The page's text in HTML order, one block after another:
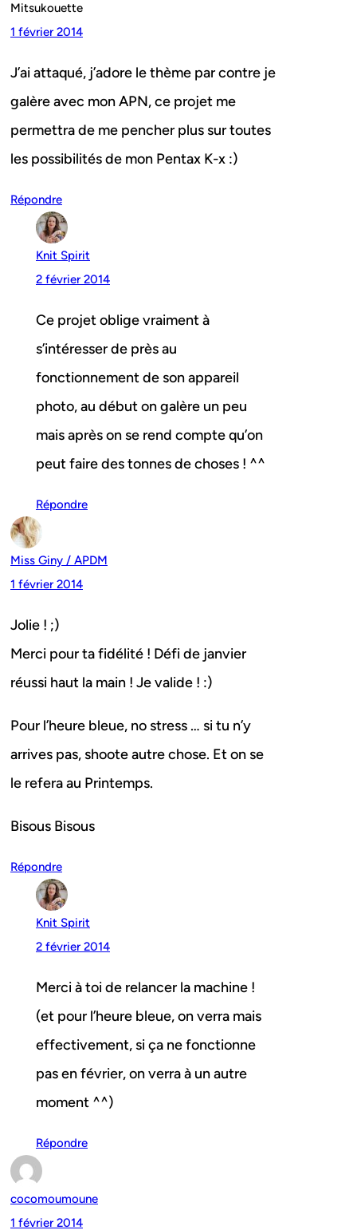
Mitsukouette
1 février 2014
J’ai attaqué, j’adore le thème par contre je
galère avec mon APN, ce projet me
permettra de me pencher plus sur toutes
les possibilités de mon Pentax K-x :)
Répondre
Knit Spirit
2 février 2014
Ce projet oblige vraiment à
s’intéresser de près au
fonctionnement de son appareil
photo, au début on galère un peu
mais après on se rend compte qu’on
peut faire des tonnes de choses ! ^^
Répondre
Miss Giny / APDM
1 février 2014
Jolie ! ;)
Merci pour ta fidélité ! Défi de janvier
réussi haut la main ! Je valide ! :)
Pour l’heure bleue, no stress … si tu n’y
arrives pas, shoote autre chose. Et on se
le refera au Printemps.
Bisous Bisous
Répondre
Knit Spirit
2 février 2014
Merci à toi de relancer la machine !
(et pour l’heure bleue, on verra mais
effectivement, si ça ne fonctionne
pas en février, on verra à un autre
moment ^^)
Répondre
cocomoumoune
1 février 2014